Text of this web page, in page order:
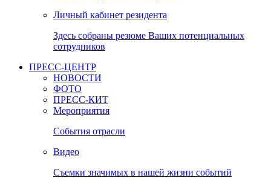
Личный кабинет резидента
Здесь собраны резюме Ваших потенциальных
сотрудников
ПРЕСС-ЦЕНТР
НОВОСТИ
ФОТО
ПРЕСС-КИТ
Мероприятия
События отрасли
Видео
Съемки значимых в нашей жизни событий